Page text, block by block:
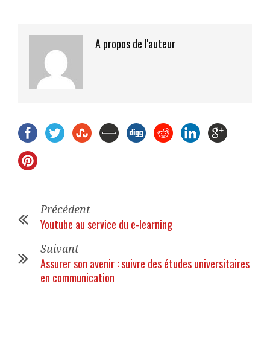
A propos de l'auteur
Précédent
Youtube au service du e-learning
Suivant
Assurer son avenir : suivre des études universitaires
en communication